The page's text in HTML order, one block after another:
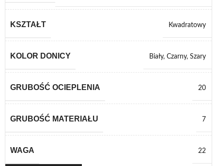
KSZTAŁT Kwadratowy
KOLOR DONICY Biały, Czarny, Szary
GRUBOŚĆ OCIEPLENIA 20
GRUBOŚĆ MATERIAŁU 7
WAGA 22